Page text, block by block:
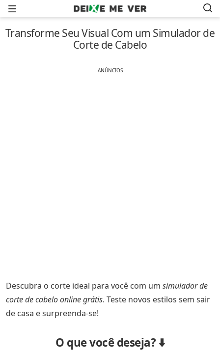
Menu
Transforme Seu Visual Com um Simulador de
Corte de Cabelo
ANÚNCIOS
Descubra o corte ideal para você com um simulador de
corte de cabelo online grátis. Teste novos estilos sem sair
de casa e surpreenda-se!
O que você deseja? ⬇️